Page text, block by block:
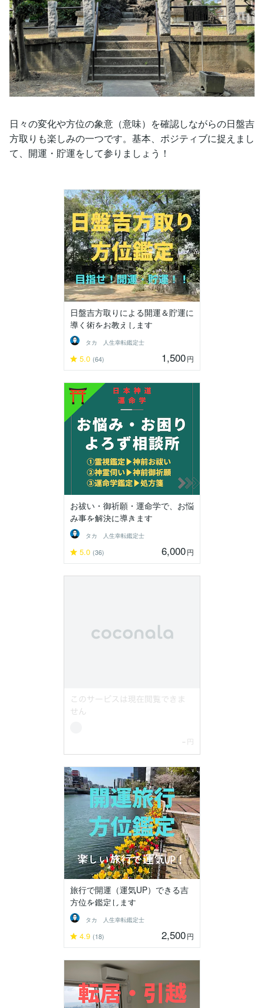
日々の変化や方位の象意（意味）を確認しながらの日盤吉
方取りも楽しみの一つです。基本、ポジティブに捉えまし
て、開運・貯運をして参りましょう！
日盤吉方取りによる開運＆貯運に
導く術をお教えします
タカ 人生幸転鑑定士
5.0 (64) 1,500円
お祓い・御祈願・運命学で、お悩
み事を解決に導きます
タカ 人生幸転鑑定士
5.0 (36) 6,000円
旅行で開運（運気UP）できる吉
方位を鑑定します
タカ 人生幸転鑑定士
4.9 (18) 2,500円